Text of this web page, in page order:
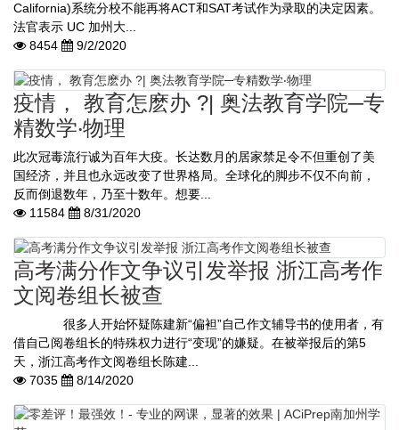
California)系统分校不能再将ACT和SAT考试作为录取的决定因素。
法官表示 UC 加州大...
8454
9/2/2020
疫情， 教育怎麽办 ?| 奥法教育学院─专
精数学‧物理
此次冠毒流行诚为百年大疫。长达数月的居家禁足令不但重创了美
国经济，并且也永远改变了世界格局。全球化的脚步不仅不向前，
反而倒退数年，乃至十数年。想要...
11584
8/31/2020
高考满分作文争议引发举报 浙江高考作
文阅卷组长被查
很多人开始怀疑陈建新“偏袒”自己作文辅导书的使用者，有
借自己阅卷组长的特殊权力进行“变现”的嫌疑。在被举报后的第5
天，浙江高考作文阅卷组长陈建...
7035
8/14/2020